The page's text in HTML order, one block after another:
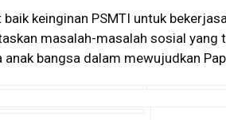
keinginan PSMTI untuk
masalah-masalah sosial
anak bangsa dalam mewujudkan